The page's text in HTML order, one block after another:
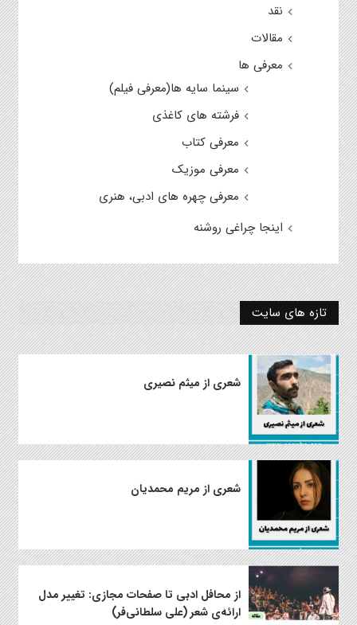
نقد
مقالات
معرفی ها
سینما سایه ها(معرفی فیلم)
فرشته های کاغذی
معرفی کتاب
معرفی موزیک
معرفی چهره های ادبی، هنری
اینجا چراغی روشنه
تازه های سایت
شعری از میثم نصیری
شعری از مریم محمدیان
از محافل ادبی تا صفحات مجازی: تغییر مدل
ارائه‌ی شعر (علی سلطانی‌فر)